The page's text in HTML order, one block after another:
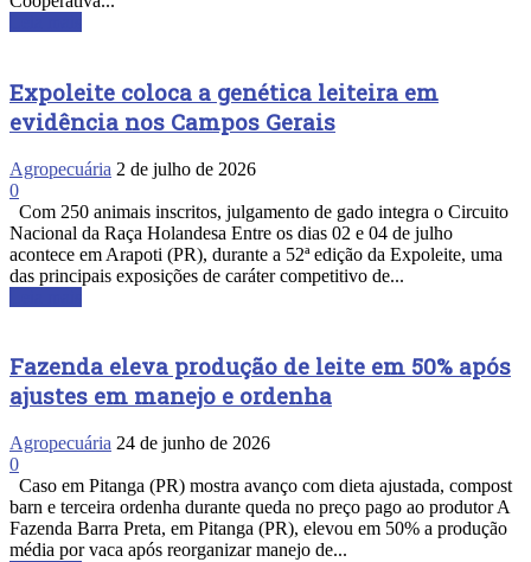
Expoleite coloca a genética leiteira em
evidência nos Campos Gerais
Agropecuária 2 de julho de 2026
0
Com 250 animais inscritos, julgamento de gado integra o Circuito
Nacional da Raça Holandesa Entre os dias 02 e 04 de julho
acontece em Arapoti (PR), durante a 52ª edição da Expoleite, uma
das principais exposições de caráter competitivo de...
Fazenda eleva produção de leite em 50% após
ajustes em manejo e ordenha
Agropecuária 24 de junho de 2026
0
Caso em Pitanga (PR) mostra avanço com dieta ajustada, compost
barn e terceira ordenha durante queda no preço pago ao produtor A
Fazenda Barra Preta, em Pitanga (PR), elevou em 50% a produção
média por vaca após reorganizar manejo de...